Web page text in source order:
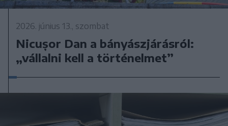
2026. június 13., szombat
Nicușor Dan a bányászjárásról:
„vállalni kell a történelmet”